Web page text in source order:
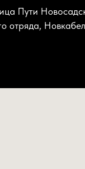
Пути
отряда,